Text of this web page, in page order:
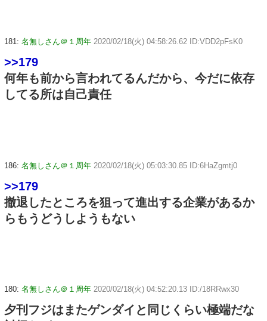
181: 名無しさん＠１周年 2020/02/18(火) 04:58:26.62 ID:VDD2pFsK0
>>179
何年も前から言われてるんだから、今だに依存
してる所は自己責任
186: 名無しさん＠１周年 2020/02/18(火) 05:03:30.85 ID:6HaZgmtj0
>>179
撤退したところを狙って進出する企業があるか
らもうどうしようもない
180: 名無しさん＠１周年 2020/02/18(火) 04:52:20.13 ID:/18RRwx30
夕刊フジはまたゲンダイと同じくらい極端だな